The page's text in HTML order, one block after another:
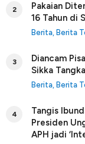
2
Pakaian
16 Tahun di
Berita, Berita
3
Diancam
Sikka
Berita, Berita
4
Tangis
Presiden
APH jadi